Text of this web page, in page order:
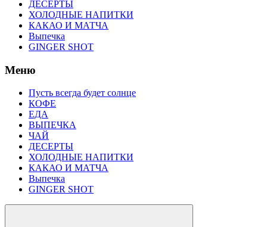
ДЕСЕРТЫ
ХОЛОДНЫЕ НАПИТКИ
КАКАО И МАТЧА
Выпечка
GINGER SHOT
Меню
Пусть всегда будет солнце
КОФЕ
ЕДА
ВЫПЕЧКА
ЧАЙ
ДЕСЕРТЫ
ХОЛОДНЫЕ НАПИТКИ
КАКАО И МАТЧА
Выпечка
GINGER SHOT